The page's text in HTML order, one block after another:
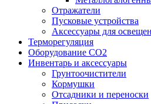
Отражатели
Пусковые устройства
Аксессуары для
Терморегуляция
Оборудование CO2
Инвентарь и аксессуары
Грунтоочистители
Кормушки
Отсадники и переноски